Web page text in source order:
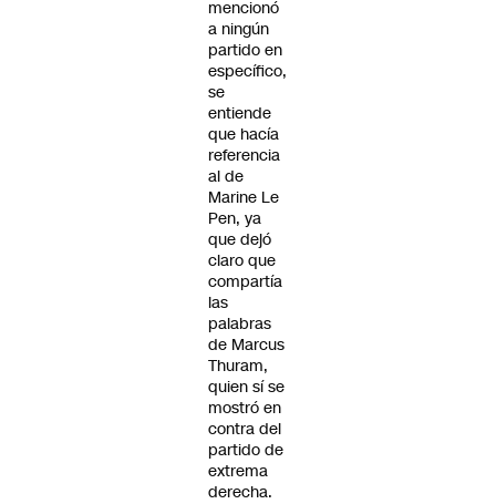
mencionó
a ningún
partido en
específico,
se
entiende
que hacía
referencia
al de
Marine Le
Pen, ya
que dejó
claro que
compartía
las
palabras
de Marcus
Thuram,
quien sí se
mostró en
contra del
partido de
extrema
derecha.